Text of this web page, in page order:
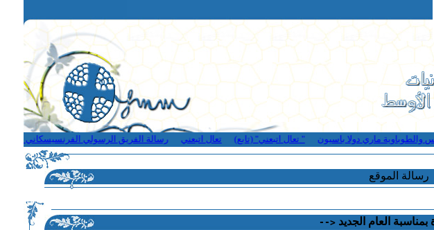
ماري دولا باسيون " تعال اتبعني" (تابع) تعال اتبعني رسالة الفريق الرسولي الفرنسيسكاني - لبنان
رسالة الموقع
--> العام الجديد